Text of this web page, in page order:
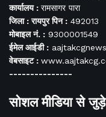
कार्यालय : रामसागर पारा
जिला : रायपुर पिन : 492013
मोबाइल नं. : 9300001549
ईमेल आईडी :
वेबसाइट :
---------------
सोशल मीडिया से जुड़े